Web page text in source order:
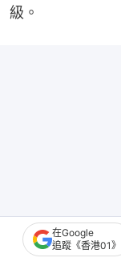
級。
在Google
追蹤《香港01》